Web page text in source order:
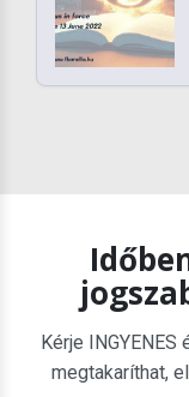
Kérje
megtakaríthat,